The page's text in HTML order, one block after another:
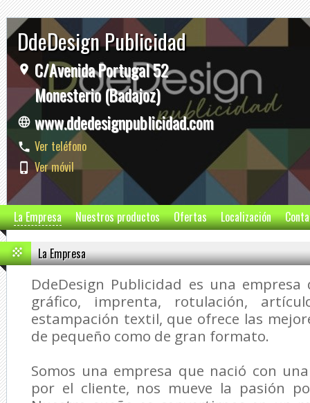
DdeDesign Publicidad
C/Avenida Portugal 52
Monesterio (Badajoz)
www.ddedesignpublicidad.com
Ver teléfono
Ver móvil
La Empresa Nuestros productos Ofertas Localización
La Empresa
DdeDesign Publicidad es una empresa
gráfico, imprenta, rotulación,
estampación textil, que ofrece las
de pequeño como de gran formato.
Somos una empresa que nació con
por el cliente, nos mueve la pasión